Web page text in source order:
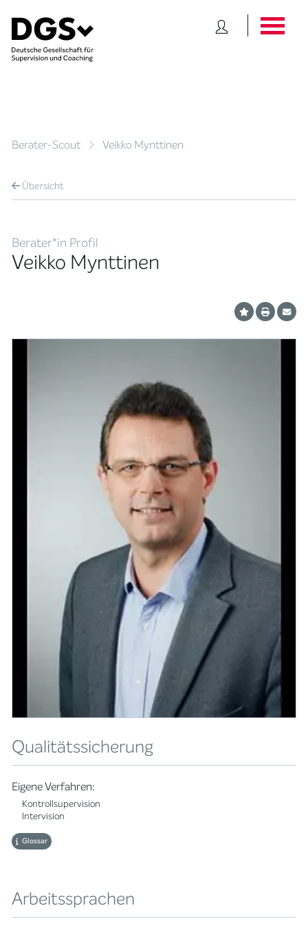
Berater-Scout Veikko Mynttinen
Übersicht
Berater*in Profil
Veikko Mynttinen
Qualitätssicherung
Eigene Verfahren:
Kontrollsupervision
Intervision
Glossar
Arbeitssprachen